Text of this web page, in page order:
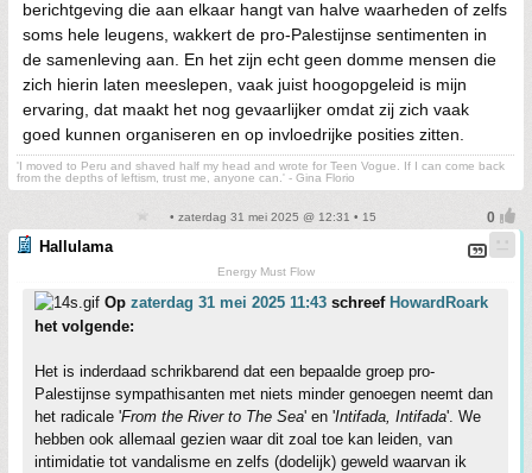
berichtgeving die aan elkaar hangt van halve waarheden of zelfs
soms hele leugens, wakkert de pro-Palestijnse sentimenten in
de samenleving aan. En het zijn echt geen domme mensen die
zich hierin laten meeslepen, vaak juist hoogopgeleid is mijn
ervaring, dat maakt het nog gevaarlijker omdat zij zich vaak
goed kunnen organiseren en op invloedrijke posities zitten.
'I moved to Peru and shaved half my head and wrote for Teen Vogue. If I can come back
from the depths of leftism, trust me, anyone can.' - Gina Florio
• zaterdag 31 mei 2025 @ 12:31 • 15
Hallulama
Energy Must Flow
Op zaterdag 31 mei 2025 11:43 schreef HowardRoark
het volgende:
Het is inderdaad schrikbarend dat een bepaalde groep pro-
Palestijnse sympathisanten met niets minder genoegen neemt dan
het radicale 'From the River to The Sea' en 'Intifada, Intifada'. We
hebben ook allemaal gezien waar dit zoal toe kan leiden, van
intimidatie tot vandalisme en zelfs (dodelijk) geweld waarvan ik